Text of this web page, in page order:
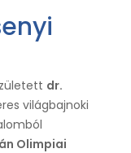
dr.
világbajnoki
Olimpiai